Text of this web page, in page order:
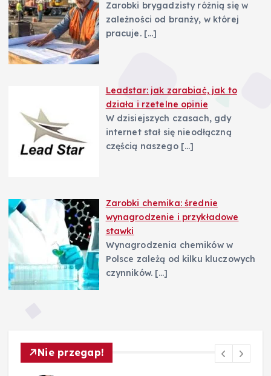
Zarobki brygadzisty różnią się w
zależności od branży, w której
pracuje. […]
Leadstar: jak zarabiać, jak to
działa i rzetelne opinie
W dzisiejszych czasach, gdy
internet stał się nieodłączną
częścią naszego […]
Zarobki chemika: średnie
wynagrodzenie i przykładowe
stawki
Wynagrodzenia chemików w
Polsce zależą od kilku kluczowych
czynników. […]
Nie przegap!